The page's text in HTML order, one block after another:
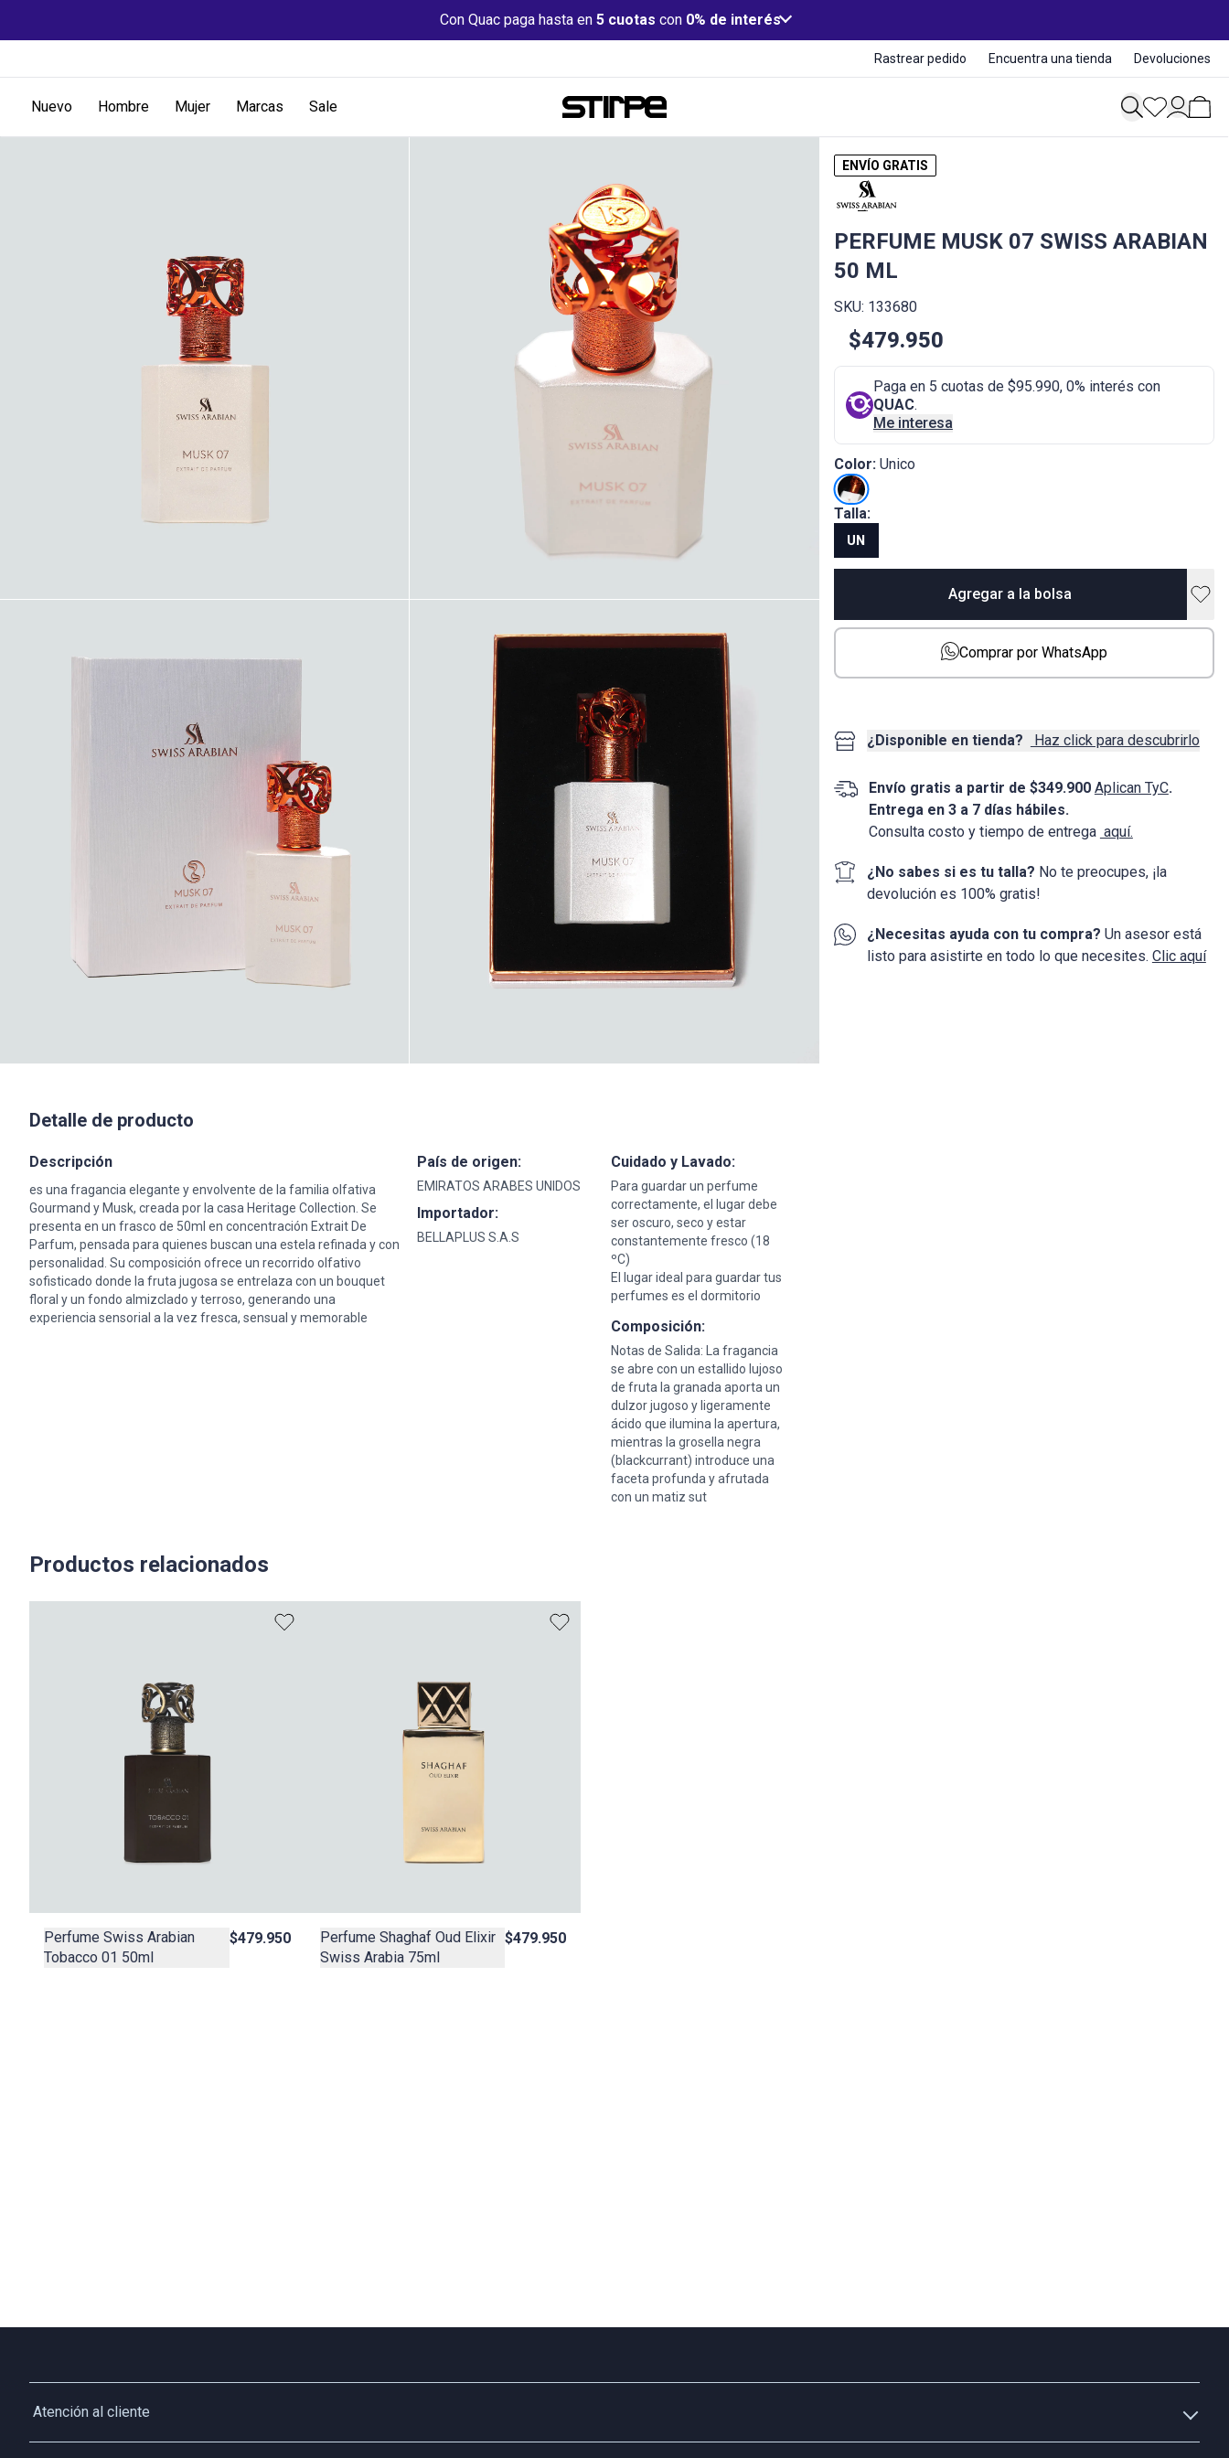
Con Quac paga hasta en 5 cuotas con 0% de interés
Rastrear pedido Encuentra una tienda Devoluciones
Nuevo Hombre Mujer Marcas Sale
Detalle de producto
Descripción
es una fragancia elegante y envolvente de la familia olfativa
Gourmand y Musk, creada por la casa Heritage Collection. Se
presenta en un frasco de 50ml en concentración Extrait De
Parfum, pensada para quienes buscan una estela refinada y con
personalidad. Su composición ofrece un recorrido olfativo
sofisticado donde la fruta jugosa se entrelaza con un bouquet
floral y un fondo almizclado y terroso, generando una
experiencia sensorial a la vez fresca, sensual y memorable
País de origen:
EMIRATOS ARABES UNIDOS
Importador:
BELLAPLUS S.A.S
Cuidado y Lavado:
Para guardar un perfume
correctamente, el lugar debe
ser oscuro, seco y estar
constantemente fresco (18
ºC)
El lugar ideal para guardar tus
perfumes es el dormitorio
Composición:
Notas de Salida: La fragancia
se abre con un estallido lujoso
de fruta la granada aporta un
dulzor jugoso y ligeramente
ácido que ilumina la apertura,
mientras la grosella negra
(blackcurrant) introduce una
faceta profunda y afrutada
con un matiz sut
ENVÍO GRATIS
PERFUME MUSK 07 SWISS ARABIAN
50 ML
SKU: 133680
$479.950
Paga en 5 cuotas de $95.990, 0% interés con
QUAC.
Me interesa
Color: Unico
Talla:
UN
Agregar a la bolsa
Comprar por WhatsApp
¿Disponible en tienda? Haz click para descubrirlo
Envío gratis a partir de $349.900 Aplican TyC.
Entrega en 3 a 7 días hábiles.
Consulta costo y tiempo de entrega aquí.
¿No sabes si es tu talla? No te preocupes, ¡la
devoluciónes 100% gratis!
¿Necesitas ayuda con tu compra? Un asesor está
listo para asistirte en todo lo que necesites. Clic aquí
Productos relacionados
Perfume Swiss Arabian
Tobacco 01 50ml
$479.950
Perfume Shaghaf Oud Elixir
Swiss Arabia 75ml
$479.950
Atención al cliente